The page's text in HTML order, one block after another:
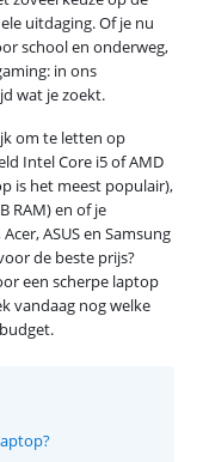
uitdaging. Of je nu
school en onderweg,
in ons
wat je zoekt.
om te letten op
Intel Core i5 of AMD
is het meest populair),
RAM) en of je
ASUS en Samsung
de beste prijs?
een scherpe laptop
vandaag nog welke